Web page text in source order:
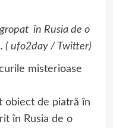
în Rusia de o
( ufo2day / Twitter)
misterioase
obiect de piatră în
în Rusia de o